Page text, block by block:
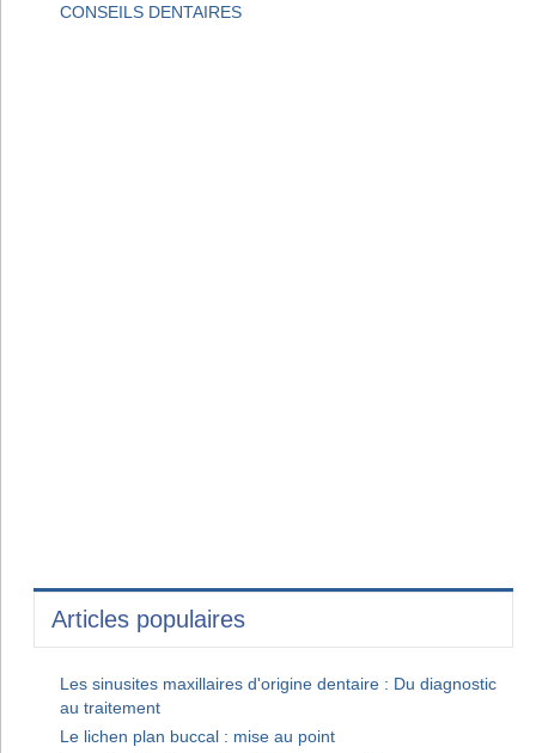
CONSEILS DENTAIRES
Articles populaires
Les sinusites maxillaires d'origine dentaire : Du diagnostic
au traitement
Le lichen plan buccal : mise au point